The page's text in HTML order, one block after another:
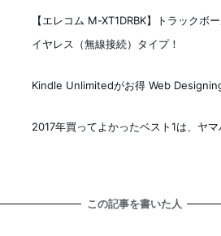
【エレコム M-XT1DRBK】トラックボ
イヤレス（無線接続）タイプ！
Kindle Unlimitedがお得 Web
2017年買ってよかったベスト1は、ヤ
この記事を書いた人